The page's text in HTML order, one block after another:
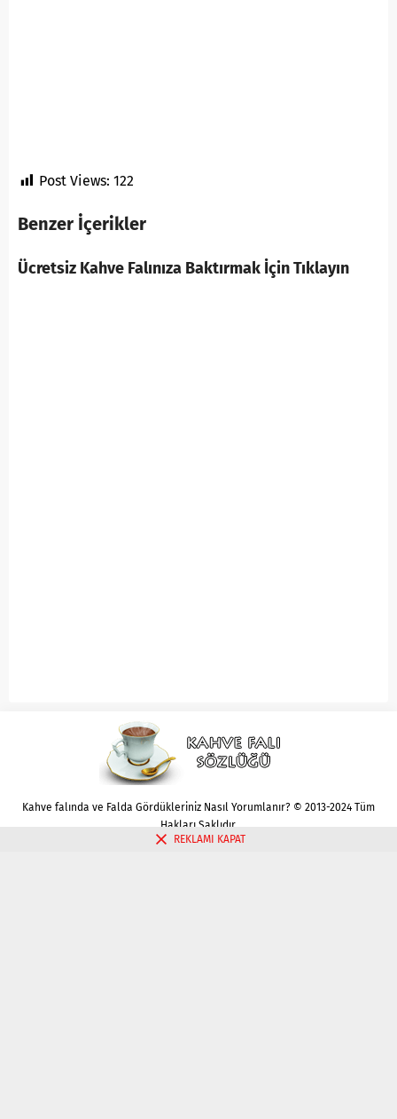
Post Views: 122
Benzer İçerikler
Ücretsiz Kahve Falınıza Baktırmak İçin Tıklayın
Kahve falında ve Falda Gördükleriniz Nasıl Yorumlanır? © 2013-2024 Tüm
Hakları Saklıdır.
REKLAMI KAPAT